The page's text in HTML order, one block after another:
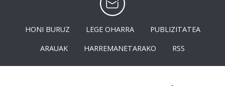
HONI BURUZ LEGE OHARRA
PUBLIZITATEA
ARAUAK
HARREMANETARAKO RSS